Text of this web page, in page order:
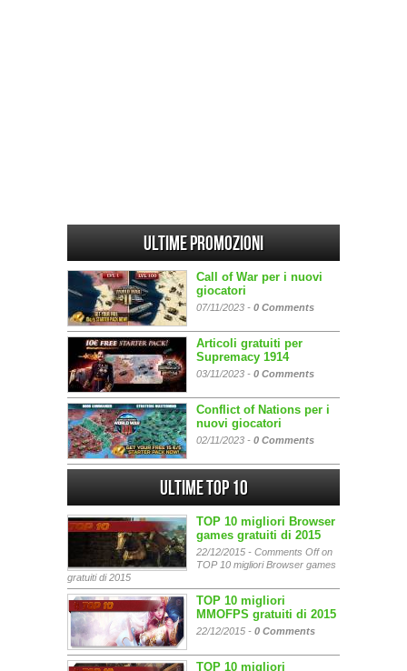
Ultime promozioni
Call of War per i nuovi
giocatori
07/11/2023 - 0 Comments
Articoli gratuiti per
Supremacy 1914
03/11/2023 - 0 Comments
Conflict of Nations per i
nuovi giocatori
02/11/2023 - 0 Comments
Ultime Top 10
TOP 10 migliori Browser
games gratuiti di 2015
22/12/2015 - Comments Offon
TOP 10 migliori Browser games
gratuiti di 2015
TOP 10 migliori
MMOFPS gratuiti di 2015
22/12/2015 - 0 Comments
TOP 10 migliori